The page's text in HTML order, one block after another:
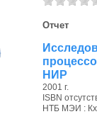
Отчет
НИР
2001 г.
ISBN
НТБ МЭИ : Кх